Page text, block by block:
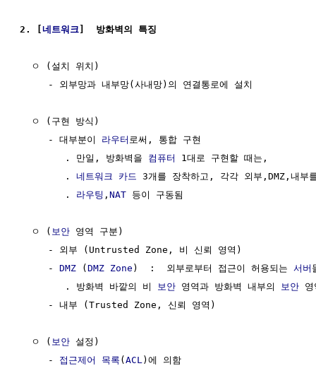
2. [네트워크]  방화벽의 특징
  ㅇ (설치 위치)
     - 외부망과 내부망(사내망)의 연결통로에 설치
  ㅇ (구현 방식)
     - 대부분이
라우터 로써, 통합 구현
        . 만일, 방화벽을
컴퓨터
1대로 구현할 때는,
        .
네트워크 카드
3개를 장착하고, 각각 외부,DMZ,내부
        .
라우팅 , NAT 등이 구동됨
  ㅇ (
보안 영역 구분)
     - 외부 (Untrusted Zone, 비 신뢰 영역)
     -
DMZ (DMZ Zone )  :  외부로부터 접근이 허용되는 서버
        . 방화벽 바깥의 비
보안 영역과 방화벽 내부의 보안
     - 내부 (Trusted Zone, 신뢰 영역)
  ㅇ (
보안 설정)
     -
접근제어 목록 (ACL )에 의함